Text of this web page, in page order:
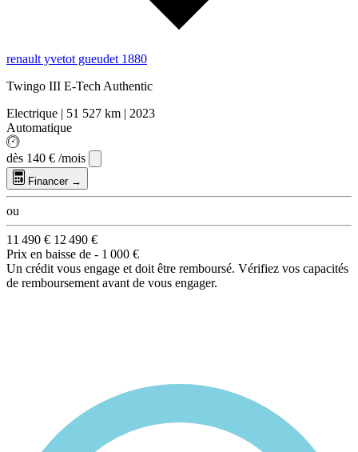
renault yvetot gueudet 1880
Twingo III E-Tech Authentic
Electrique | 51 527 km | 2023
Automatique
dès 140 € /mois
Financer →
ou
11 490 € 12 490 €
Prix en baisse de - 1 000 €
Un crédit vous engage et doit être remboursé. Vérifiez vos capacités
de remboursement avant de vous engager.